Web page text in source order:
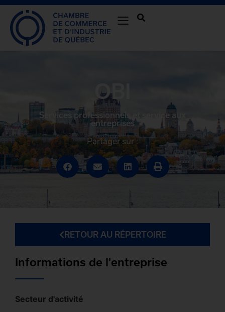
OBI
Services professionnels et service aux
entreprises
Partager sur :
RETOUR AU RÉPERTOIRE
Informations de l'entreprise
Secteur d'activité